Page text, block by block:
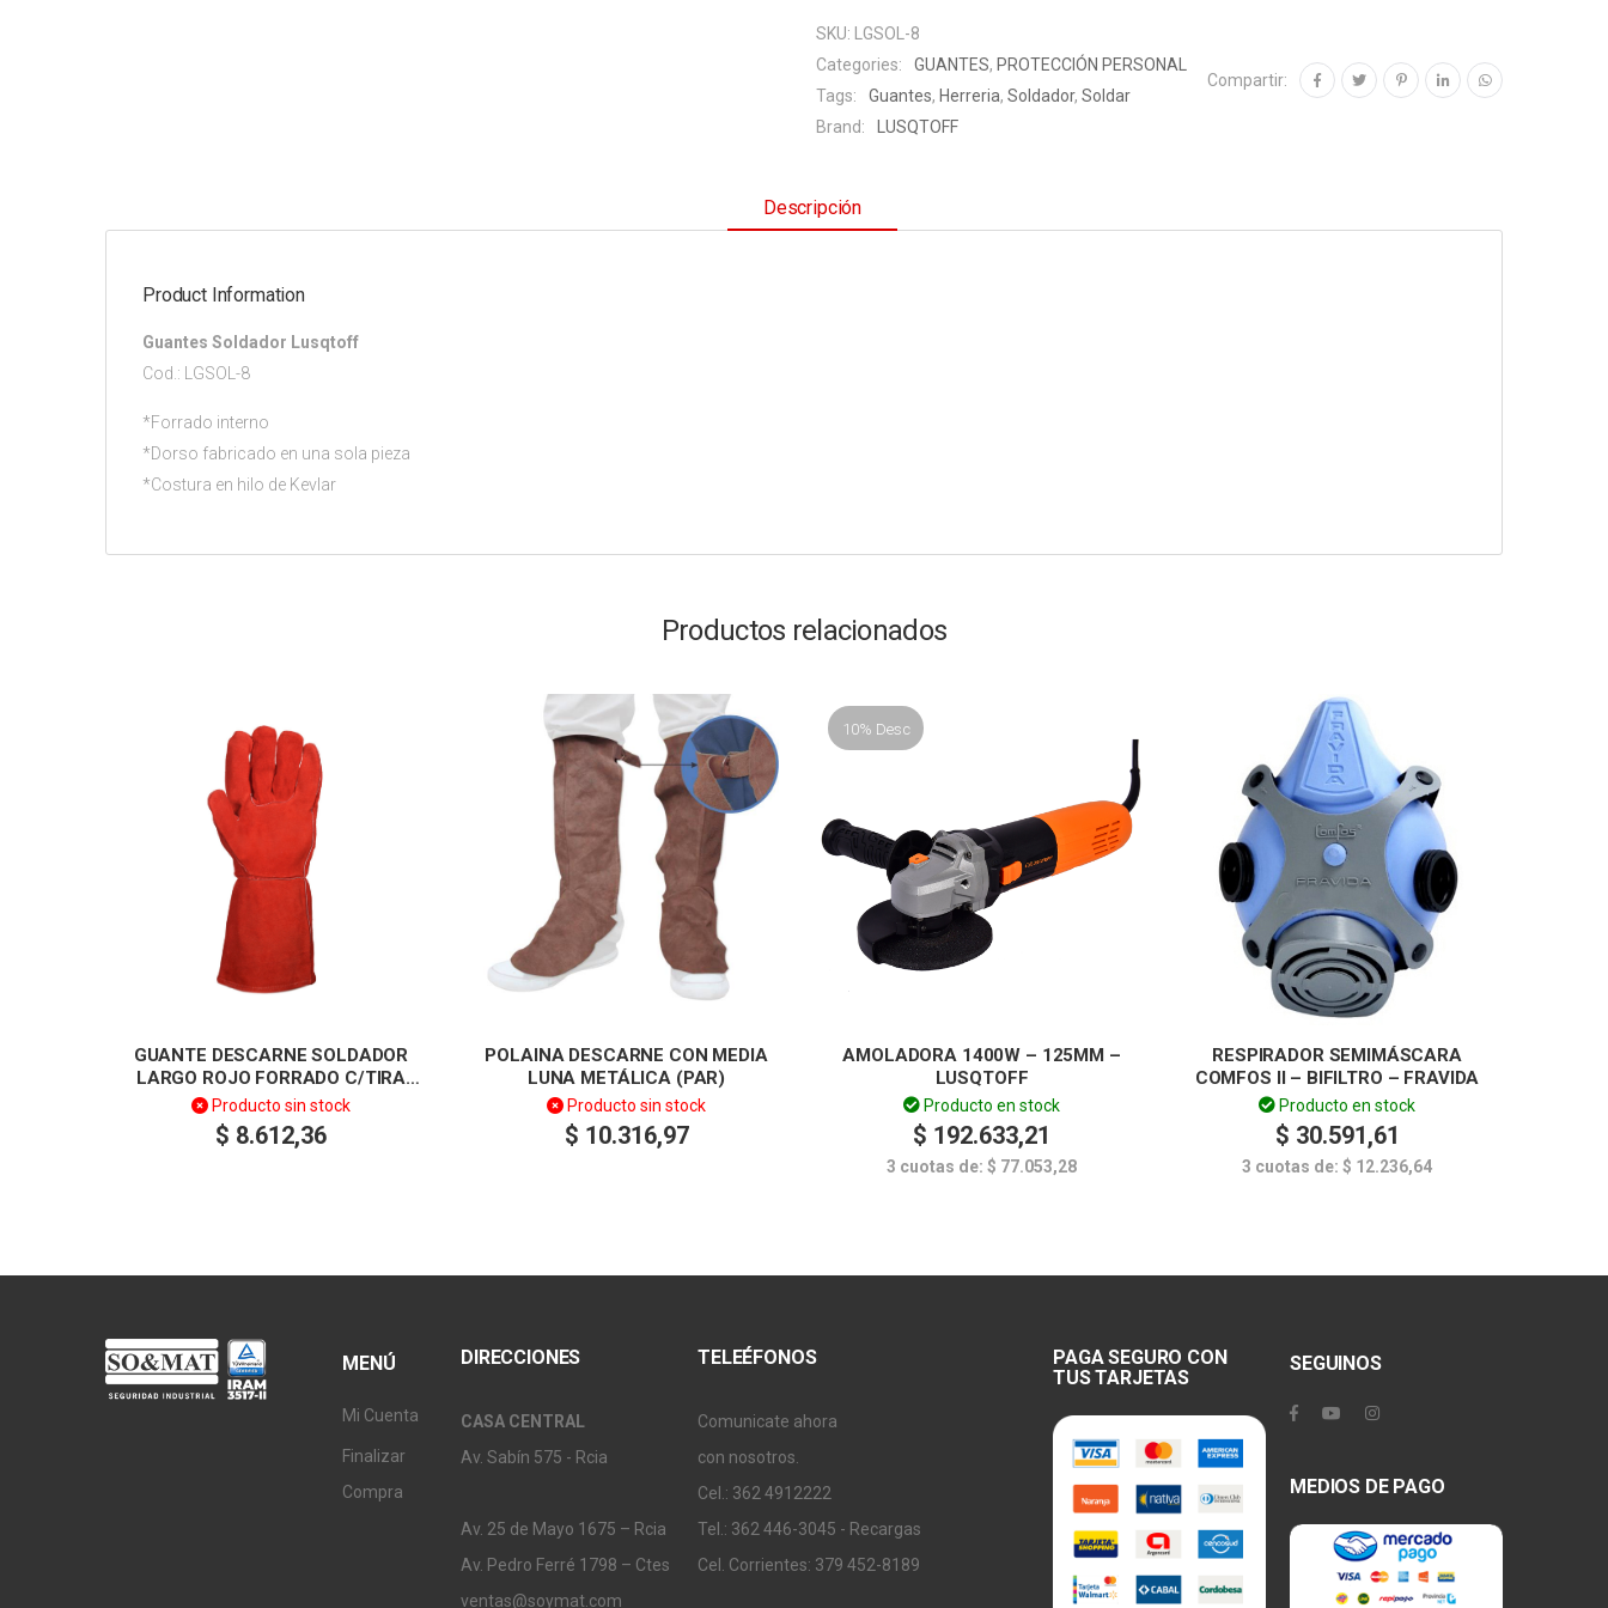
SKU: LGSOL-8
Categories:
GUANTES, PROTECCIÓN PERSONAL
Tags:
Guantes, Herreria, Soldador, Soldar
Brand:
LUSQTOFF
Compartir:
Descripción
Product Information
Guantes Soldador Lusqtoff
Cod.: LGSOL-8
*Forrado interno
*Dorso fabricado en una sola pieza
*Costura en hilo de Kevlar
Productos relacionados
GUANTE DESCARNE SOLDADOR
LARGO ROJO FORRADO C/TIRA
PROTECTORA DP – T.10
Producto sin stock
$ 8.612,36
POLAINA DESCARNE CON MEDIA
LUNA METÁLICA (PAR)
Producto sin stock
$ 10.316,97
10% Desc
AMOLADORA 1400W – 125MM –
LUSQTOFF
Producto en stock
$ 192.633,21
3 cuotas de: $ 77.053,28
RESPIRADOR SEMIMÁSCARA
COMFOS II – BIFILTRO – FRAVIDA
Producto en stock
$ 30.591,61
3 cuotas de: $ 12.236,64
MENÚ
Mi Cuenta
Finalizar
Compra
DIRECCIONES
CASA CENTRAL
Av. Sabín 575 - Rcia
Av. 25 de Mayo 1675 – Rcia
Av. Pedro Ferré 1798 – Ctes
ventas@soymat.com
TELEÉFONOS
Comunicate ahora
con nosotros.
Cel.: 362 4912222
Tel.: 362 446-3045 - Recargas
Cel. Corrientes: 379 452-8189
PAGA SEGURO CON
TUS TARJETAS
SEGUINOS
MEDIOS DE PAGO